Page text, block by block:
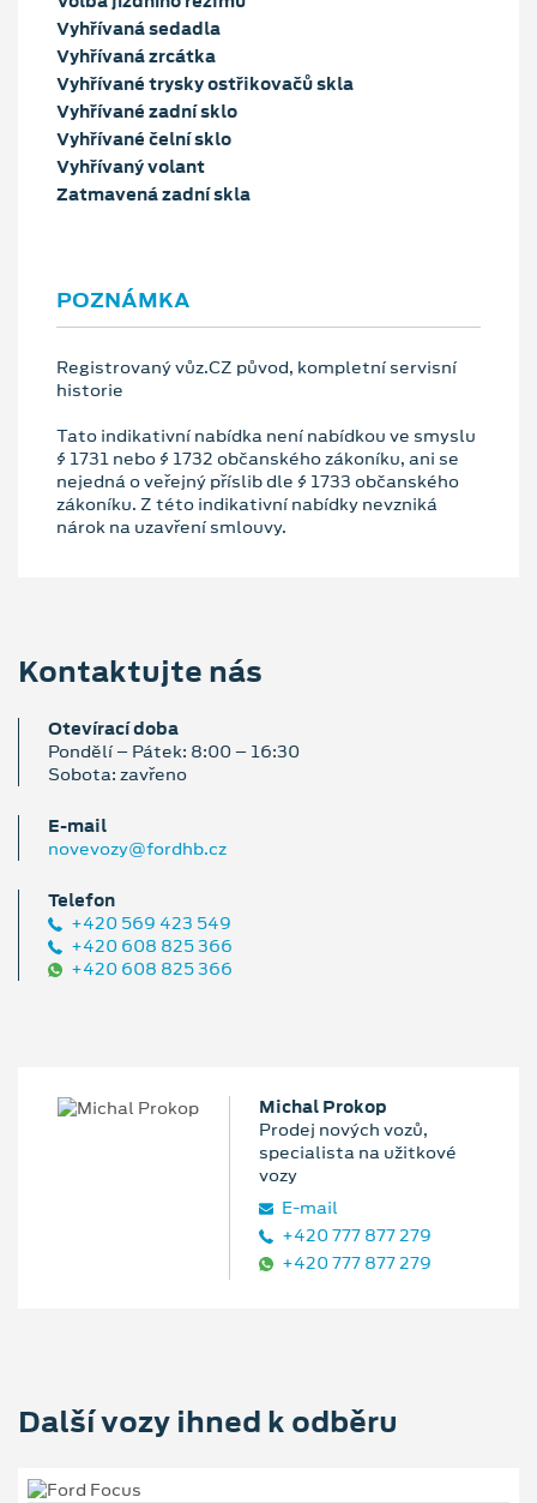
Vyhřívaná sedadla
Vyhřívaná zrcátka
Vyhřívané trysky ostřikovačů skla
Vyhřívané zadní sklo
Vyhřívané čelní sklo
Vyhřívaný volant
Zatmavená zadní skla
POZNÁMKA
Registrovaný vůz.CZ původ, kompletní servisní
historie
Tato indikativní nabídka není nabídkou ve smyslu
§ 1731 nebo § 1732 občanského zákoníku, ani se
nejedná o veřejný příslib dle § 1733 občanského
zákoníku. Z této indikativní nabídky nevzniká
nárok na uzavření smlouvy.
Kontaktujte nás
Otevírací doba
Pondělí – Pátek: 8:00 – 16:30
Sobota: zavřeno
E‑mail
novevozy@fordhb.cz
Telefon
+420 569 423 549
+420 608 825 366
+420 608 825 366
Michal Prokop
Prodej nových vozů,
specialista na užitkové
vozy
E‑mail
+420 777 877 279
+420 777 877 279
Další vozy ihned k odběru